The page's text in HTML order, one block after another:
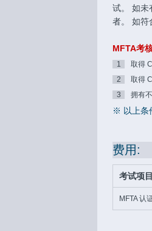
试。 如未
者。 如符
MFTA考
1
取得
2
取得
3
拥有
※ 以上条
费用:
考试项
MFTA 认